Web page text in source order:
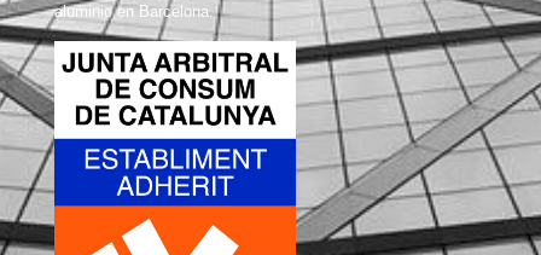
aluminio en Barcelona.